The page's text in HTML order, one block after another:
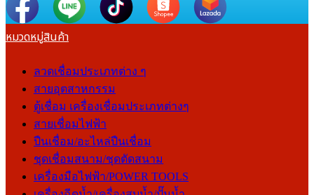
หมวดหมู่สินค้า
ลวดเชื่อมประเภทต่าง ๆ
สายอุตสาหกรรม
ตู้เชื่อม เครื่องเชื่อมประเภทต่างๆ
สายเชื่อมไฟฟ้า
ปืนเชื่อม/อะไหล่ปืนเชื่อม
ชุดเชื่อมสนาม/ชุดตัดสนาม
เครื่องมือไฟฟ้า/POWER TOOLS